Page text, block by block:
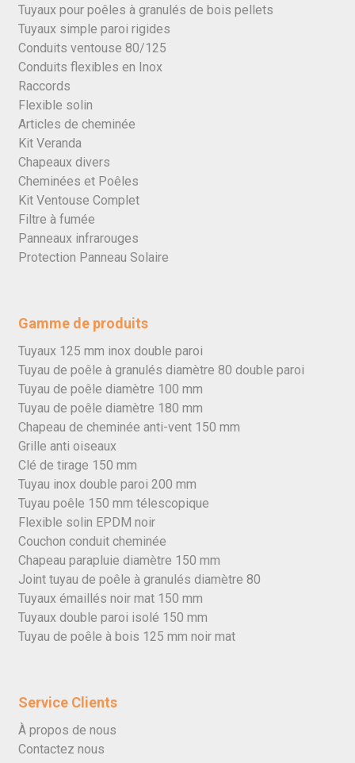
Tuyaux pour poêles à granulés de bois pellets
Tuyaux simple paroi rigides
Conduits ventouse 80/125
Conduits flexibles en Inox
Raccords
Flexible solin
Articles de cheminée
Kit Veranda
Chapeaux divers
Cheminées et Poêles
Kit Ventouse Complet
Filtre à fumée
Panneaux infrarouges
Protection Panneau Solaire
Gamme de produits
Tuyaux 125 mm inox double paroi
Tuyau de poêle à granulés diamètre 80 double paroi
Tuyau de poêle diamètre 100 mm
Tuyau de poêle diamètre 180 mm
Chapeau de cheminée anti-vent 150 mm
Grille anti oiseaux
Clé de tirage 150 mm
Tuyau inox double paroi 200 mm
Tuyau poêle 150 mm télescopique
Flexible solin EPDM noir
Couchon conduit cheminée
Chapeau parapluie diamètre 150 mm
Joint tuyau de poêle à granulés diamètre 80
Tuyaux émaillés noir mat 150 mm
Tuyaux double paroi isolé 150 mm
Tuyau de poêle à bois 125 mm noir mat
Service Clients
À propos de nous
Contactez nous